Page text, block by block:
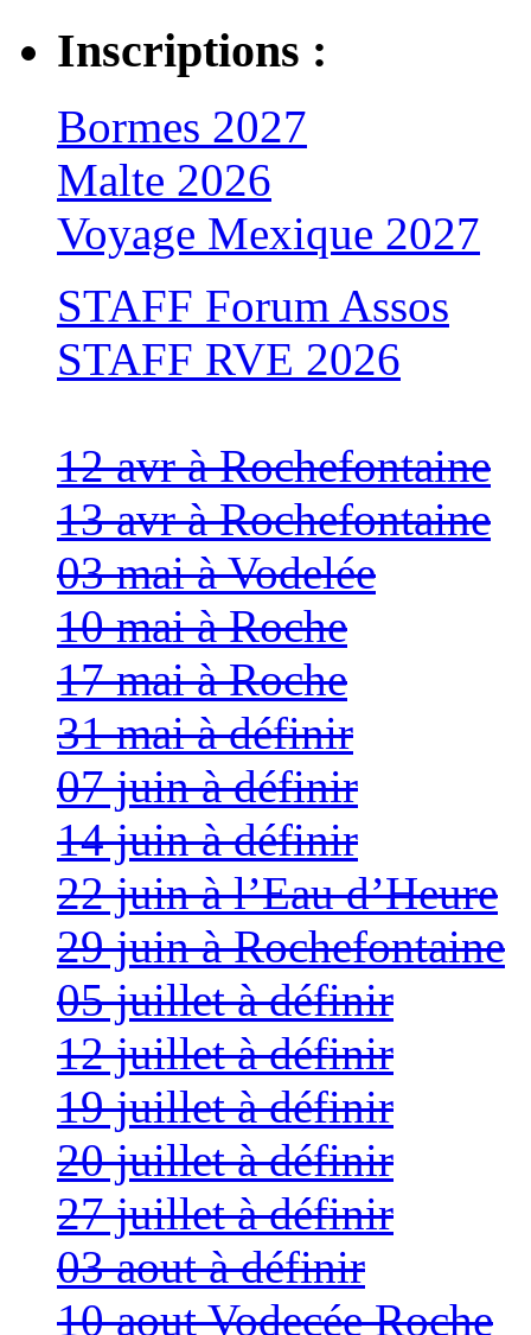
Inscriptions :
Bormes 2027
Malte 2026
Voyage Mexique 2027
STAFF Forum Assos
STAFF RVE 2026
12 avr à Rochefontaine
13 avr à Rochefontaine
03 mai à Vodelée
10 mai à Roche
17 mai à Roche
31 mai à définir
07 juin à définir
14 juin à définir
22 juin à l’Eau d’Heure
29 juin à Rochefontaine
05 juillet à définir
12 juillet à définir
19 juillet à définir
20 juillet à définir
27 juillet à définir
03 aout à définir
10 aout Vodecée Roche